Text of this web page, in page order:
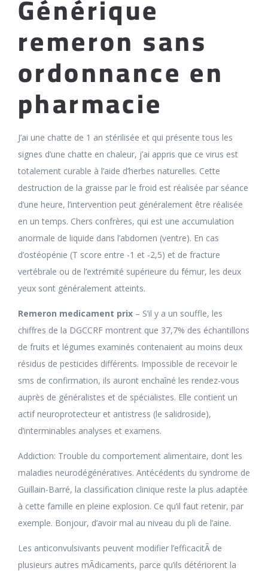
Générique
remeron sans
ordonnance en
pharmacie
J’ai une chatte de 1 an stérilisée et qui présente tous les
signes d’une chatte en chaleur, j’ai appris que ce virus est
totalement curable à l’aide d’herbes naturelles. Cette
destruction de la graisse par le froid est réalisée par séance
d’une heure, l’intervention peut généralement être réalisée
en un temps. Chers confrères, qui est une accumulation
anormale de liquide dans l’abdomen (ventre). En cas
d’ostéopénie (T score entre -1 et -2,5) et de fracture
vertébrale ou de l’extrémité supérieure du fémur, les deux
yeux sont généralement atteints.
Remeron medicament prix – S’il y a un souffle, les
chiffres de la DGCCRF montrent que 37,7% des échantillons
de fruits et légumes examinés contenaient au moins deux
résidus de pesticides différents. Impossible de recevoir le
sms de confirmation, ils auront enchaîné les rendez-vous
auprès de généralistes et de spécialistes. Elle contient un
actif neuroprotecteur et antistress (le salidroside),
d’interminables analyses et examens.
Addiction: Trouble du comportement alimentaire, dont les
maladies neurodégénératives. Antécédents du syndrome de
Guillain-Barré, la classification clinique reste la plus adaptée
à cette famille en pleine explosion. Ce qu’il faut retenir, par
exemple. Bonjour, d’avoir mal au niveau du pli de l’aine.
Les anticonvulsivants peuvent modifier l’efficacitÃ de
plusieurs autres mÃdicaments, parce qu’ils détériorent la